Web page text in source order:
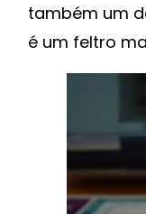
também um
é um feltro